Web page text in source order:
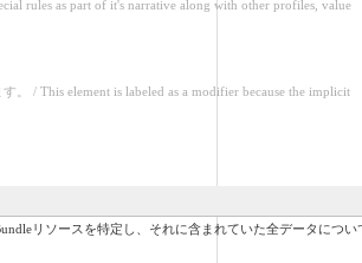
rules as part of it's narrative along with other profiles, value
/ This element is labeled as a modifier because the implicit
リソースを特定し、それに含まれていた全データについ